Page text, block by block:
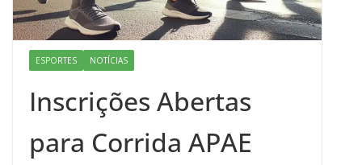
ESPORTES NOTÍCIAS
Inscrições Abertas
para Corrida APAE